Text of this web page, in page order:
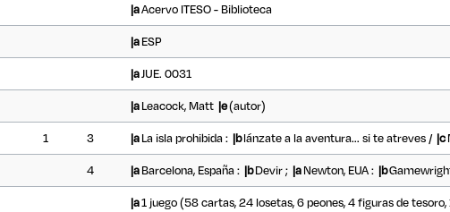
|aAcervo ITESO - Biblioteca
|aESP
|aJUE. 0031
|aLeacock, Matt |e(autor)
1 3 |aLa isla prohibida : |blánzate a la aventura... si te atreves / |c
4 |aBarcelona, España : |bDevir ; |aNewton, EUA : |b
|a1 juego (58 cartas, 24 losetas, 6 peones, 4 figuras de